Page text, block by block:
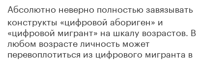
Абсолютно неверно полностью завязывать
конструкты «цифровой абориген» и
«цифровой мигрант» на шкалу возрастов. В
любом возрасте личность может
перевоплотиться из цифрового мигранта в